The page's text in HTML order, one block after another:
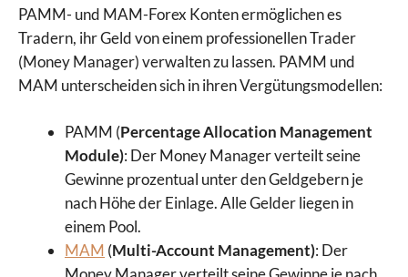
PAMM- und MAM-Forex Konten ermöglichen es
Tradern, ihr Geld von einem professionellen Trader
(Money Manager) verwalten zu lassen. PAMM und
MAM unterscheiden sich in ihren Vergütungsmodellen:
PAMM (Percentage Allocation Management
Module): Der Money Manager verteilt seine
Gewinne prozentual unter den Geldgebern je
nach Höhe der Einlage. Alle Gelder liegen in
einem Pool.
MAM (Multi-Account Management): Der